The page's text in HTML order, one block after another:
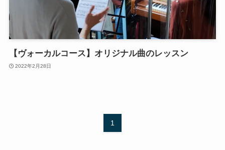
【ヴォーカルコース】オリジナル曲のレッスン
2022年2月28日
1